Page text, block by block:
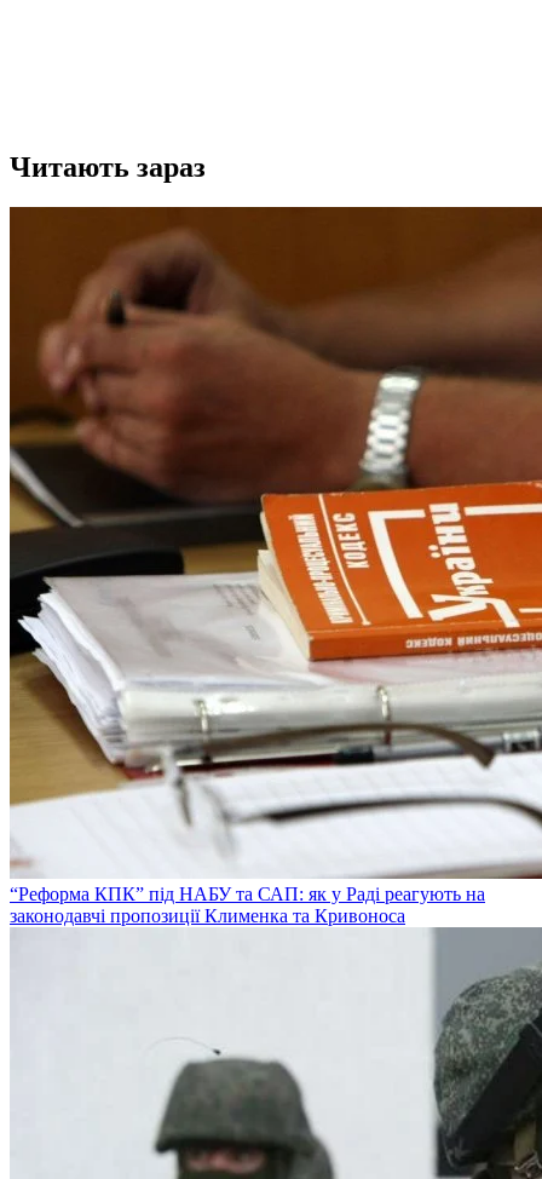
Читають зараз
“Реформа КПК” під НАБУ та САП: як у Раді реагують на
законодавчі пропозиції Клименка та Кривоноса